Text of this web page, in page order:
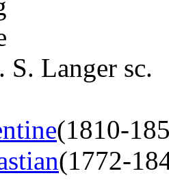
S. Langer sc.
(1810-
(1772-